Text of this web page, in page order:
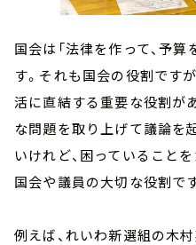
国会は「法律を作って、予
す。それも国会の役割です
活に直結する重要な役割が
な問題を取り上げて議論を
いけれど、困っていること
国会や議員の大切な役割で
例えば、れいわ新選組の木